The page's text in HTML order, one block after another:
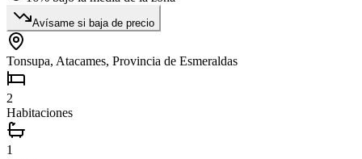
Avísame si baja de precio
Tonsupa, Atacames, Provincia de Esmeraldas
2
Habitaciones
1